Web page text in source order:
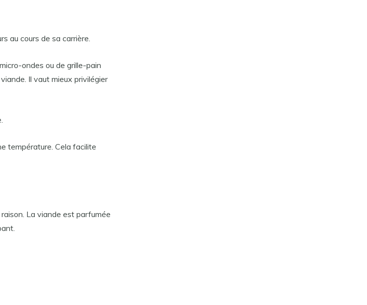
au cours de sa carrière.
ondes ou de grille-pain
Il vaut mieux privilégier
température. Cela facilite
La viande est parfumée